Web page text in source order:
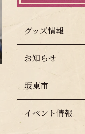
グッズ情報
お知らせ
坂東市
イベント情報